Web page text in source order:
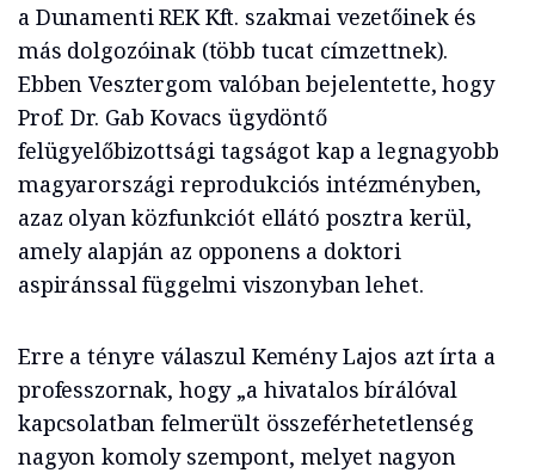
a Dunamenti REK Kft. szakmai vezetőinek és
más dolgozóinak (több tucat címzettnek).
Ebben Vesztergom valóban bejelentette, hogy
Prof. Dr. Gab Kovacs ügydöntő
felügyelőbizottsági tagságot kap a legnagyobb
magyarországi reprodukciós intézményben,
azaz olyan közfunkciót ellátó posztra kerül,
amely alapján az opponens a doktori
aspiránssal függelmi viszonyban lehet.
Erre a tényre válaszul Kemény Lajos azt írta a
professzornak, hogy „a hivatalos bírálóval
kapcsolatban felmerült összeférhetetlenség
nagyon komoly szempont, melyet nagyon